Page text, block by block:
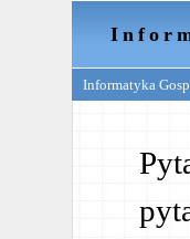
Informatyka